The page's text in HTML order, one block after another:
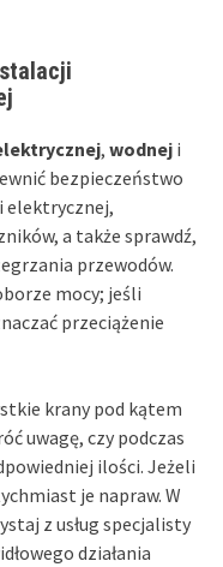
, wodnej i
bezpieczeństwo
elektrycznej,
a także sprawdź,
przewodów.
mocy; jeśli
przeciążenie
krany pod kątem
uwagę, czy podczas
ilości. Jeżeli
je napraw. W
z usług specjalisty
działania